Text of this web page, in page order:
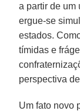
a partir de um
ergue-se
estados.
tímidas e
perspectiva
Um fato novo